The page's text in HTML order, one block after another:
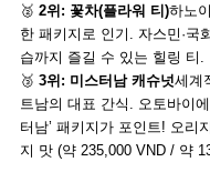
🥈 2위: 꽃차(플라워 티)하노
한 패키지로 인기. 자스민·국
습까지 즐길 수 있는 힐링 티.
🥉 3위: 미스터남 캐슈넛세계
트남의 대표 간식. 오토바이
터남’ 패키지가 포인트! 오리
지 맛 (약 235,000 VND / 약